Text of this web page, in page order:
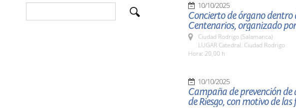
10/10/2025
Concierto de órgano dentro
Centenarios, organizado
Ciudad Rodrigo (Salamanca)
LUGAR Catedral. Ciudad Rodrigo
Hora: 20,00 h
10/10/2025
Campaña de prevención de
de Riesgo, con motivo de las